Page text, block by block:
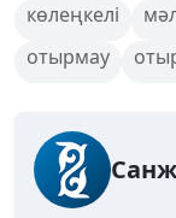
көлеңкелі
отырмау